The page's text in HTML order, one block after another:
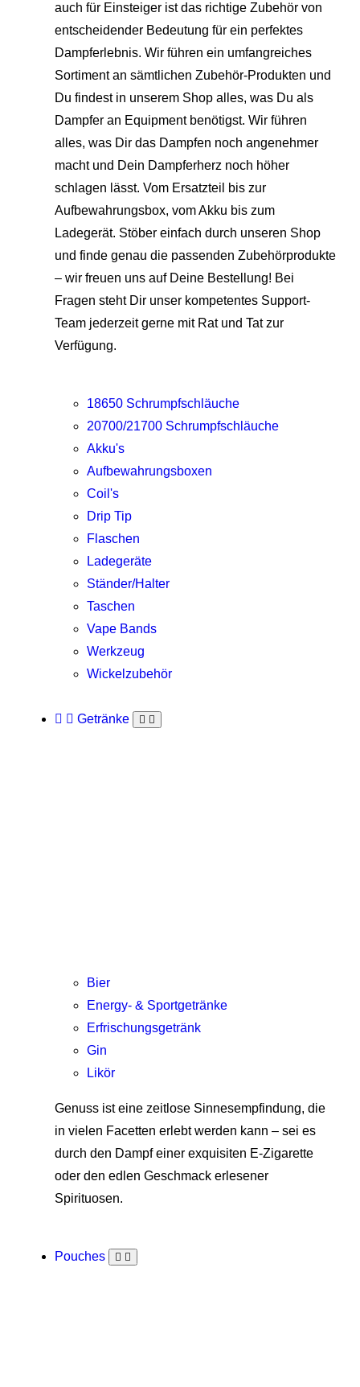
auch für Einsteiger ist das richtige Zubehör von
entscheidender Bedeutung für ein perfektes
Dampferlebnis. Wir führen ein umfangreiches
Sortiment an sämtlichen Zubehör-Produkten und
Du findest in unserem Shop alles, was Du als
Dampfer an Equipment benötigst. Wir führen
alles, was Dir das Dampfen noch angenehmer
macht und Dein Dampferherz noch höher
schlagen lässt. Vom Ersatzteil bis zur
Aufbewahrungsbox, vom Akku bis zum
Ladegerät. Stöber einfach durch unseren Shop
und finde genau die passenden Zubehörprodukte
– wir freuen uns auf Deine Bestellung! Bei
Fragen steht Dir unser kompetentes Support-
Team jederzeit gerne mit Rat und Tat zur
Verfügung.
18650 Schrumpfschläuche
20700/21700 Schrumpfschläuche
Akku's
Aufbewahrungsboxen
Coil's
Drip Tip
Flaschen
Ladegeräte
Ständer/Halter
Taschen
Vape Bands
Werkzeug
Wickelzubehör
Getränke
Bier
Energy- & Sportgetränke
Erfrischungsgetränk
Gin
Likör
Genuss ist eine zeitlose Sinnesempfindung, die
in vielen Facetten erlebt werden kann – sei es
durch den Dampf einer exquisiten E-Zigarette
oder den edlen Geschmack erlesener
Spirituosen.
Pouches